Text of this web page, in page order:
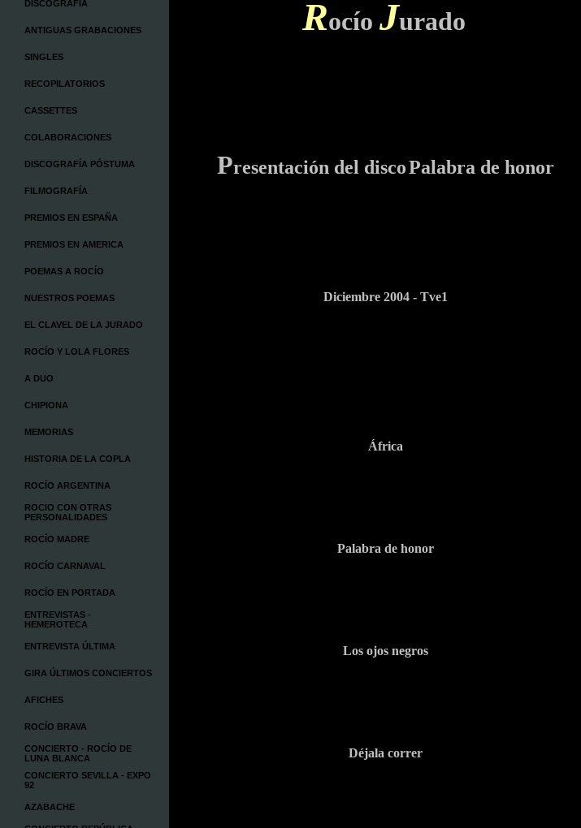
DISCOGRAFÍA
ANTIGUAS GRABACIONES
SINGLES
RECOPILATORIOS
CASSETTES
COLABORACIONES
DISCOGRAFÍA PÓSTUMA
FILMOGRAFÍA
PREMIOS EN ESPAÑA
PREMIOS EN AMERICA
POEMAS A ROCÍO
NUESTROS POEMAS
EL CLAVEL DE LA JURADO
ROCÍO Y LOLA FLORES
A DUO
CHIPIONA
MEMORIAS
HISTORIA DE LA COPLA
ROCÍO ARGENTINA
ROCIO CON OTRAS
PERSONALIDADES
ROCÍO MADRE
ROCÍO CARNAVAL
ROCÍO EN PORTADA
ENTREVISTAS -
HEMEROTECA
ENTREVISTA ÚLTIMA
GIRA ÚLTIMOS CONCIERTOS
AFICHES
ROCÍO BRAVA
CONCIERTO - ROCÍO DE
LUNA BLANCA
CONCIERTO SEVILLA - EXPO
92
AZABACHE
Rocío Jurado
Presentación del discoPalabra de honor
Diciembre 2004 - Tve1
África
Palabra de honor
Los ojos negros
Déjala correr